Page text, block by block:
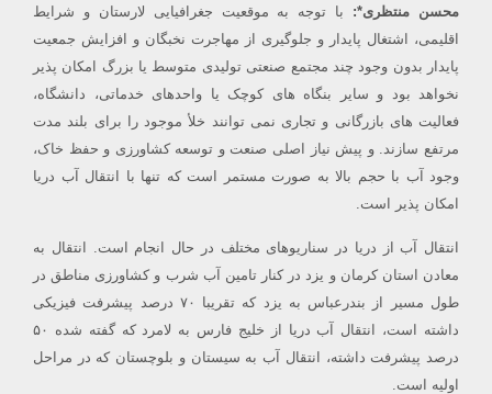
محسن منتظری*: با توجه به موقعیت جغرافیایی لارستان و شرایط
اقلیمی، اشتغال پایدار و جلوگیری از مهاجرت نخبگان و افزایش جمعیت
پایدار بدون وجود چند مجتمع صنعتی تولیدی متوسط یا بزرگ امکان پذیر
نخواهد بود و سایر بنگاه های کوچک یا واحدهای خدماتی، دانشگاه،
فعالیت های بازرگانی و تجاری نمی توانند خلأ موجود را برای بلند مدت
مرتفع سازند. و پیش نیاز اصلی صنعت و توسعه کشاورزی و حفظ خاک،
وجود آب با حجم بالا به صورت مستمر است که تنها با انتقال آب دریا
امکان پذیر است.
انتقال آب از دریا در سناریوهای مختلف در حال انجام است. انتقال به
معادن استان کرمان و یزد در کنار تامین آب شرب و کشاورزی مناطق در
طول مسیر از بندرعباس به یزد که تقریبا ۷۰ درصد پیشرفت فیزیکی
داشته است، انتقال آب دریا از خلیج فارس به لامرد که گفته شده ۵۰
درصد پیشرفت داشته، انتقال آب به سیستان و بلوچستان که در مراحل
اولیه است.